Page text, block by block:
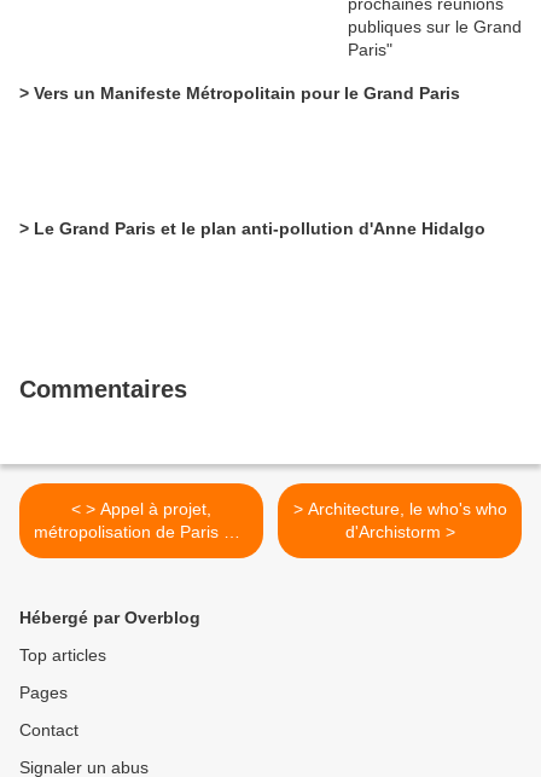
> Vers un Manifeste Métropolitain pour le Grand Paris
> Le Grand Paris et le plan anti-pollution d'Anne Hidalgo
Commentaires
< > Appel à projet,
métropolisation de Paris par
le numérique: le texte de la
> Architecture, le who's who
d'Archistorm >
Hébergé par Overblog
Top articles
Pages
Contact
Signaler un abus